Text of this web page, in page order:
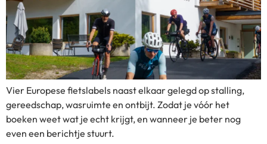
Vier Europese fietslabels naast elkaar gelegd op stalling,
gereedschap, wasruimte en ontbijt. Zodat je vóór het
boeken weet wat je echt krijgt, en wanneer je beter nog
even een berichtje stuurt.